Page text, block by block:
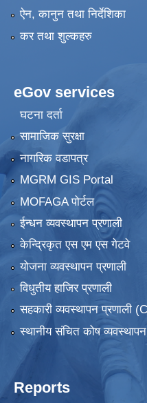
ऐन, कानुन तथा निर्देशिका
कर तथा शुल्कहरु
eGov services
घटना दर्ता
सामाजिक सुरक्षा
नागरिक वडापत्र
MGRM GIS Portal
MOFAGA पोर्टल
ईन्धन व्यवस्थापन प्रणाली
केन्द्रिकृत एस एम एस गेटवे
योजना व्यवस्थापन प्रणाली
विधुतीय हाजिर प्रणाली
सहकारी व्यवस्थापन प्रणाली
स्थानीय संचित कोष
Reports